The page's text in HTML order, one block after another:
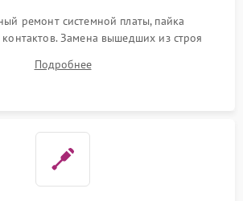
ремонт системной платы, пайка
Замена вышедших из строя
аккумулятора, неисправного
подачи воды. Восстановление шлейфов и
Подробнее